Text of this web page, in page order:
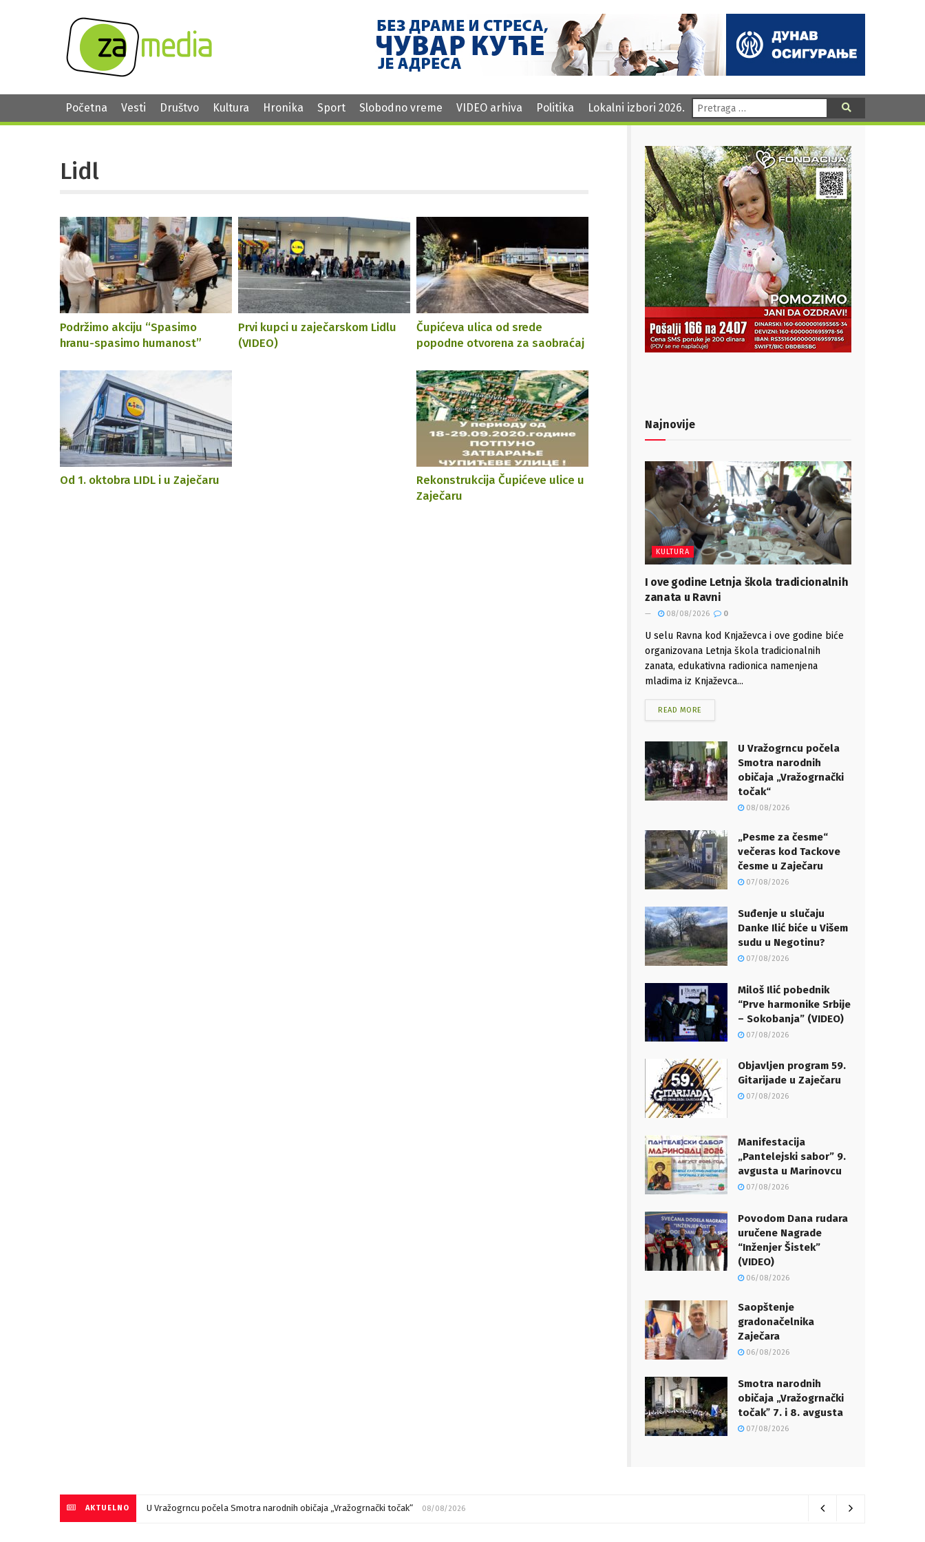
Početna Vesti Društvo Kultura Hronika Sport Slobodno vreme VIDEO arhiva Politika Lokalni izbori 2026. Pretraga:
Lidl
Podržimo akciju “Spasimo
hranu-spasimo humanost”
Prvi kupci u zaječarskom Lidlu
(VIDEO)
Čupićеva ulica od srede
popodne otvorena za saobraćaj
Od 1. oktobra LIDL i u Zaječaru
Rеkonstrukcija Čupićеvе ulicе u
Zajеčaru
Najnovije
KULTURA
I ove godine Letnja škola tradicionalnih
zanata u Ravni
08/08/2026 0
U selu Ravna kod Knjaževca i ove godine biće
organizovana Letnja škola tradicionalnih
zanata, edukativna radionica namenjena
mladima iz Knjaževca...
READ MORE
U Vražogrncu počela
Smotra narodnih
običaja „Vražogrnački
točak“
08/08/2026
„Pesme za česme“
večeras kod Tackove
česme u Zaječaru
07/08/2026
Suđenje u slučaju
Danke Ilić biće u Višem
sudu u Negotinu?
07/08/2026
Miloš Ilić pobednik
“Prve harmonike Srbije
– Sokobanja” (VIDEO)
07/08/2026
Objavljen program 59.
Gitarijade u Zaječaru
07/08/2026
Manifestacija
„Pantelejski sabor” 9.
avgusta u Marinovcu
07/08/2026
Povodom Dana rudara
uručene Nagrade
“Inženjer Šistek”
(VIDEO)
06/08/2026
Saopštenje
gradonačelnika
Zaječara
06/08/2026
Smotra narodnih
običaja „Vražogrnački
točakˮ 7. i 8. avgusta
07/08/2026
AKTUELNO U Vražogrncu počela Smotra narodnih običaja „Vražogrnački točak“ 08/08/2026